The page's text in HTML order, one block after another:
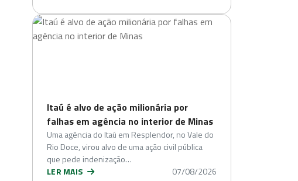
Itaú é alvo de ação milionária por
falhas em agência no interior de Minas
Uma agência do Itaú em Resplendor, no Vale do
Rio Doce, virou alvo de uma ação civil pública
que pede indenização…
LER MAIS
07/08/2026